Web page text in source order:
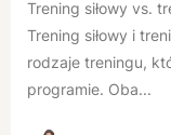
Trening siłowy vs.
Trening siłowy i
rodzaje treningu,
programie. Oba...